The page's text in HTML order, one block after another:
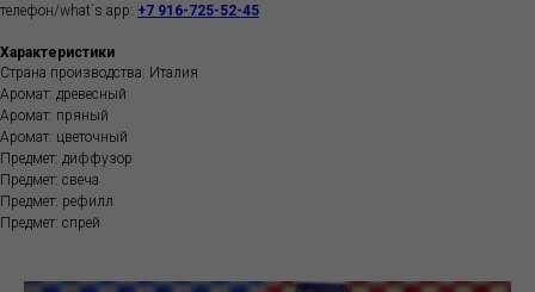
телефон/what`s app: +7 916-725-52-45
Характеристики
Страна производства: Италия
Аромат: древесный
Аромат: пряный
Аромат: цветочный
Предмет: диффузор
Предмет: свеча
Предмет: рефилл
Предмет: спрей